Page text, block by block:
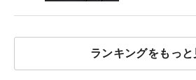
ランキングをもっと